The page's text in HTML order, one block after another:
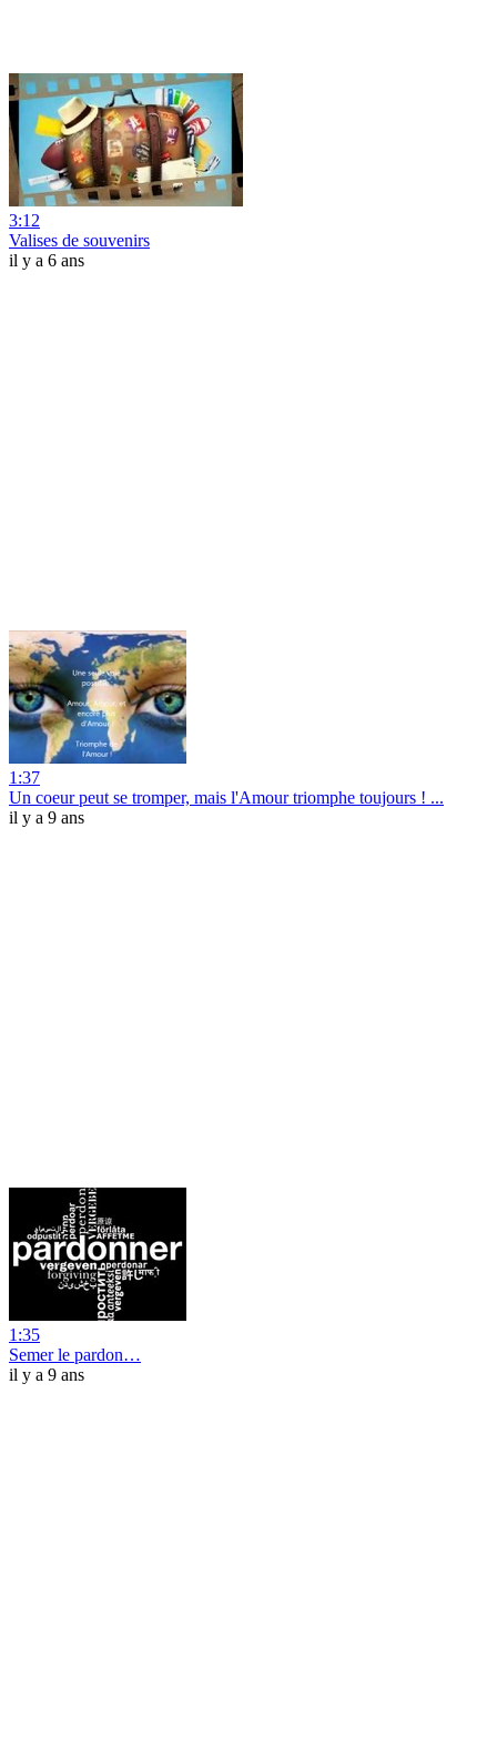
3:12
Valises de souvenirs
il y a 6 ans
1:37
Un coeur peut se tromper, mais l'Amour triomphe toujours ! ...
il y a 9 ans
1:35
Semer le pardon…
il y a 9 ans